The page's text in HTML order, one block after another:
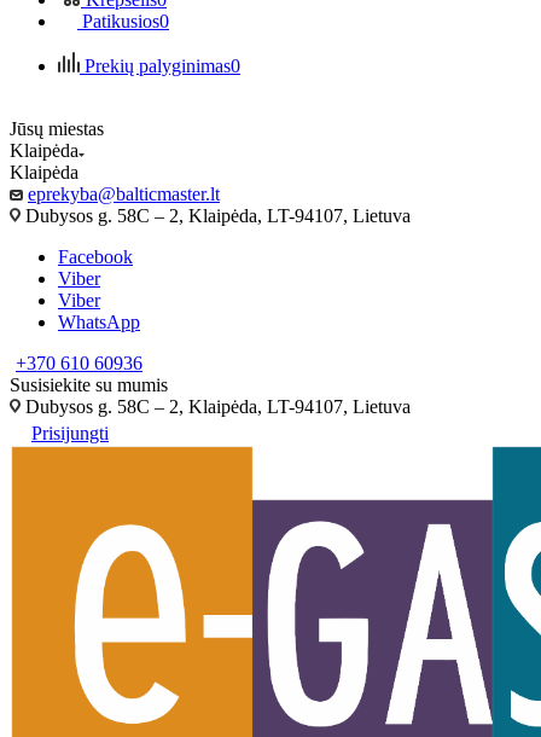
Patikusios0
Prekių palyginimas0
Jūsų miestas
Klaipėda
Klaipėda
eprekyba@balticmaster.lt
Dubysos g. 58C – 2, Klaipėda, LT-94107, Lietuva
Facebook
Viber
Viber
WhatsApp
+370 610 60936
Susisiekite su mumis
Dubysos g. 58C – 2, Klaipėda, LT-94107, Lietuva
Prisijungti